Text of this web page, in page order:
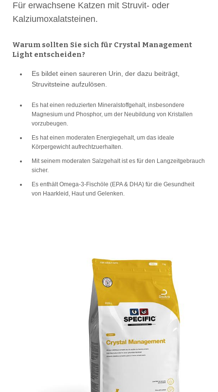
Für erwachsene Katzen mit Struvit- oder
Kalziumoxalatsteinen.
Warum sollten Sie sich für Crystal Management
Light entscheiden?
Es bildet einen saureren Urin, der dazu beiträgt,
Struvitsteine aufzulösen.
Es hat einen reduzierten Mineralstoffgehalt, insbesondere
Magnesium und Phosphor, um der Neubildung von Kristallen
vorzubeugen.
Es hat einen moderaten Energiegehalt, um das ideale
Körpergewicht aufrechtzuerhalten.
Mit seinem moderaten Salzgehalt ist es für den Langzeitgebrauch
sicher.
Es enthält Omega-3-Fischöle (EPA & DHA) für die Gesundheit
von Haarkleid, Haut und Gelenken.